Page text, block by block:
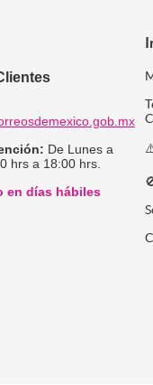
De Lunes a
hrs a 18:00 hrs.
en días hábiles